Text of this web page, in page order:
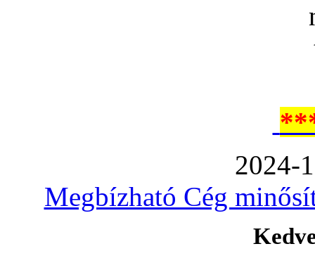
2024-
Megbízható Cég